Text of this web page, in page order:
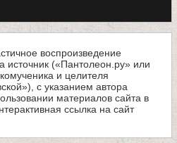
воспроизведение
источник («Пантолеон.ру» или
и целителя
с указанием автора
материалов сайта в
ссылка на сайт